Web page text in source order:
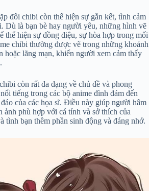
đôi chibi còn thể hiện sự gắn kết, tình cảm
Dù là bạn bè hay người yêu, những hình vẽ
thể hiện sự đồng điệu, sự hòa hợp trong mối
chibi thường được vẽ trong những khoảnh
hoặc lãng mạn, khiến người xem cảm thấy
còn rất đa dạng về chủ đề và phong
tiếng trong các bộ anime đình đám đến
của các họa sĩ. Điều này giúp người hâm
ảnh phù hợp với cá tính và sở thích của
tình bạn thêm phần sinh động và đáng nhớ.